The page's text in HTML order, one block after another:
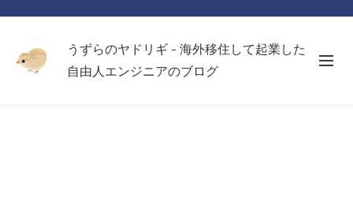
うずらのヤドリギ - 海外移住して起業した
自由人エンジニアのブログ